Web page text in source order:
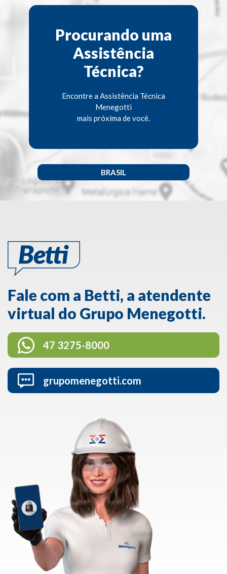
Procurando uma
Assistência
Técnica?
Encontre a Assistência Técnica
Menegotti
mais próxima de você.
BRASIL
Fale com a Betti, a atendente
virtual do Grupo Menegotti.
47 3275-8000
grupomenegotti.com